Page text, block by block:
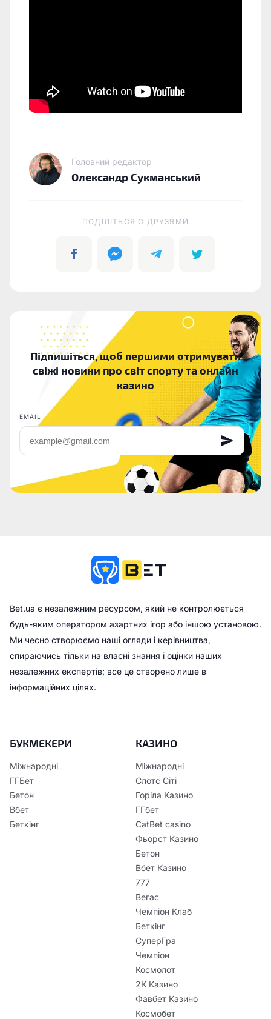
Головний редактор
Олександр Сукманський
ПОДІЛІТЬСЯ C ДРУЗЯМИ
Підпишіться, щоб першими отримувати
свіжі новини про світ спорту та онлайн
казино
EMAIL
Bet.ua є незалежним ресурсом, який не контролюється
будь-яким оператором азартних ігор або іншою установою.
Ми чесно створюємо наші огляди і керівництва,
спираючись тільки на власні знання і оцінки наших
незалежних експертів; все це створено лише в
інформаційних цілях.
БУКМЕКЕРИ
Міжнародні
ГГБет
Бетон
Вбет
Беткінг
КАЗИНО
Міжнародні
Слотс Сіті
Горіла Казино
ГГбет
CatBet casino
Фьорст Казино
Бетон
Вбет Казино
777
Вегас
Чемпіон Клаб
Беткінг
СуперГра
Чемпіон
Космолот
2К Казино
Фавбет Казино
Космобет